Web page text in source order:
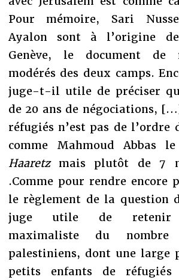
Pour mémoire, Sari
Ayalon sont à l’origine
Genève, le document de
modérés des deux camps.
juge-t-il utile de préciser
de 20 ans de négociations,
réfugiés n’est pas de l’ordre
comme Mahmoud Abbas
Haaretzmais plutôt de 7
.Comme pour rendre encore
le règlement de la question
juge utile de retenir
maximaliste du
palestiniens, dont une large
petits enfants de